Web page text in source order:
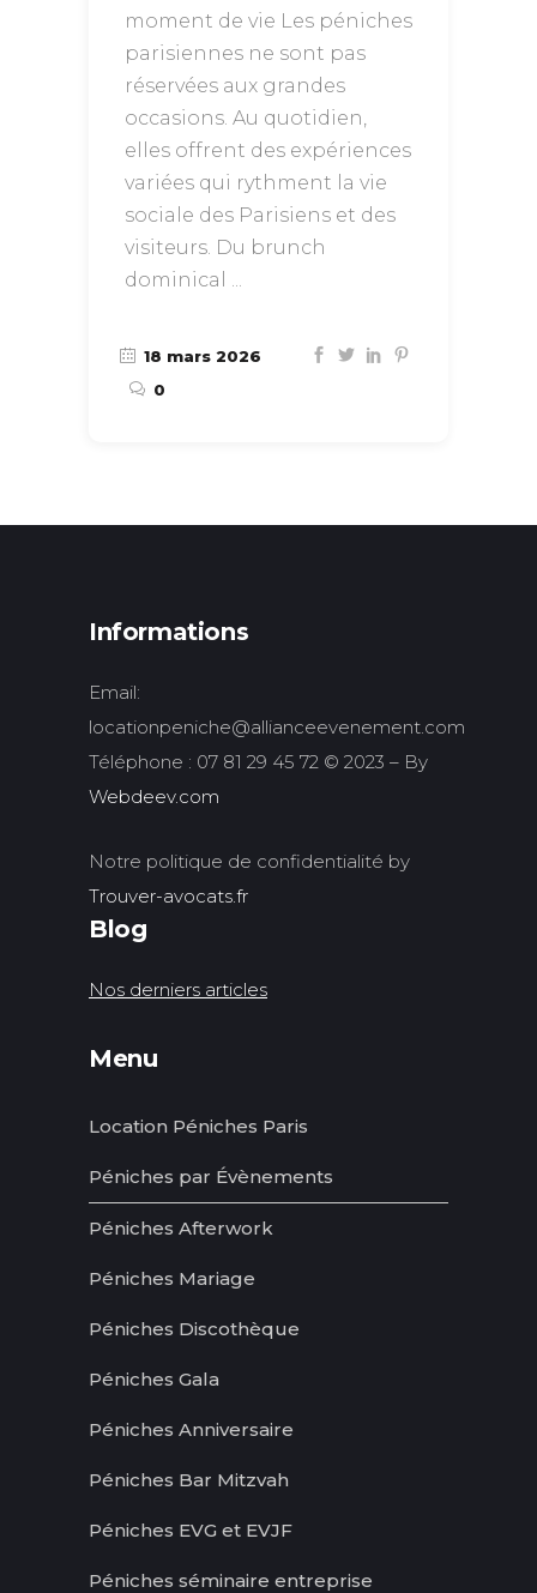
moment de vie Les péniches
parisiennes ne sont pas
réservées aux grandes
occasions. Au quotidien,
elles offrent des expériences
variées qui rythment la vie
sociale des Parisiens et des
visiteurs. Du brunch
dominical
18 mars 2026
0
Informations
Email:
locationpeniche@allianceevenement.com
Téléphone : 07 81 29 45 72 © 2023 – By
Webdeev.com
Notre politique de confidentialité by
Trouver-avocats.fr
Blog
Nos derniers articles
Menu
Location Péniches Paris
Péniches par Évènements
Péniches Afterwork
Péniches Mariage
Péniches Discothèque
Péniches Gala
Péniches Anniversaire
Péniches Bar Mitzvah
Péniches EVG et EVJF
Péniches séminaire entreprise